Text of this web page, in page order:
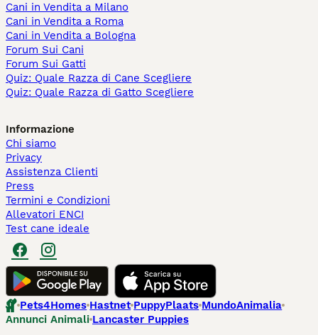
Cani in Vendita a Milano
Cani in Vendita a Roma
Cani in Vendita a Bologna
Forum Sui Cani
Forum Sui Gatti
Quiz: Quale Razza di Cane Scegliere
Quiz: Quale Razza di Gatto Scegliere
Informazione
Chi siamo
Privacy
Assistenza Clienti
Press
Termini e Condizioni
Allevatori ENCI
Test cane ideale
Pets4Homes Hastnet PuppyPlaats MundoAnimalia
Annunci Animali Lancaster Puppies